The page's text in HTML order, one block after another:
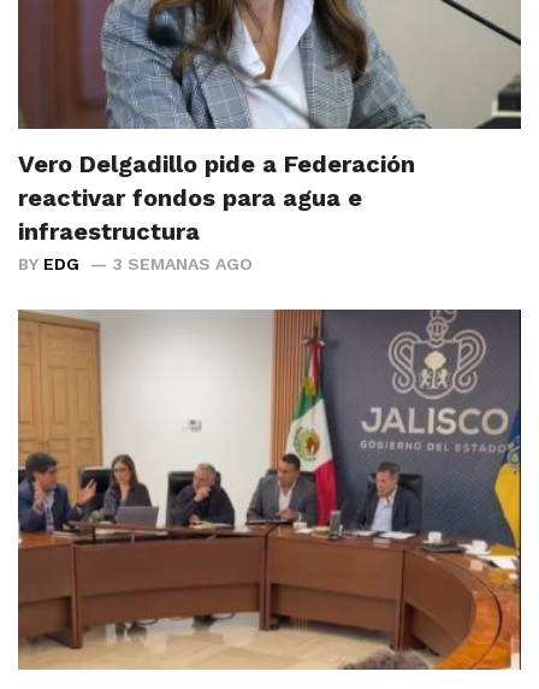
Vero Delgadillo pide a Federación
reactivar fondos para agua e
infraestructura
BY EDG 3 SEMANAS AGO